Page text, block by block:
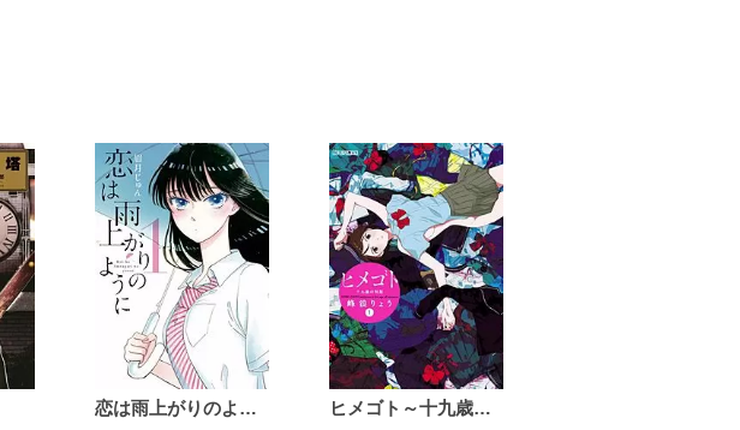
恋は雨上がりのように ヒメゴト～十九歳の制服～